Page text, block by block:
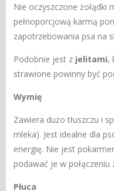
Nie oczyszczone żołądki
pełnoporcjową karmą
zapotrzebowania psa na
Podobnie jest z jelitami,
strawione powinny być
Wymię
Zawiera dużo tłuszczu i
mleka). Jest idealne dla
energię. Nie jest
podawać je w połączeniu
Płuca